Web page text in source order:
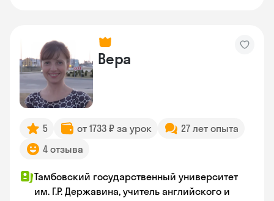
Вера
5 от 1733 ₽ за урок
27 лет опыта
4 отзыва
Тамбовский государственный университет
им. Г.Р. Державина, учитель английского и